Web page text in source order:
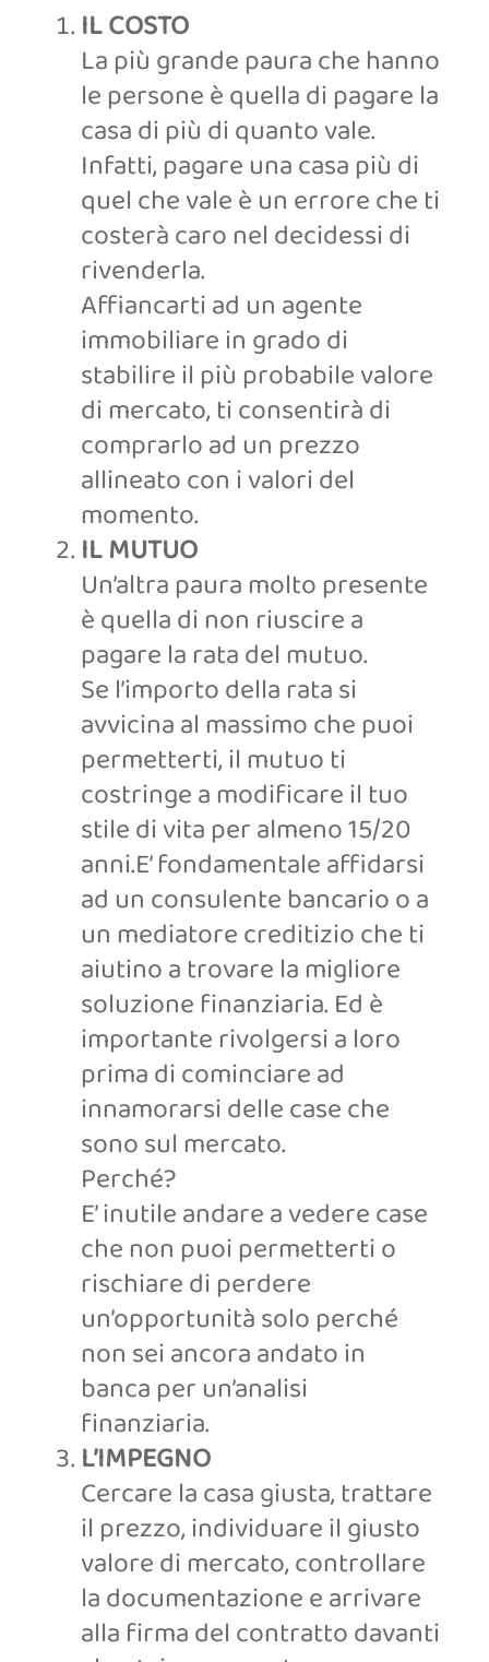
IL COSTO
La più grande paura che hanno
le persone è quella di pagare la
casa di più di quanto vale.
Infatti, pagare una casa più di
quel che vale è un errore che ti
costerà caro nel decidessi di
rivenderla.
Affiancarti ad un agente
immobiliare in grado di
stabilire il più probabile valore
di mercato, ti consentirà di
comprarlo ad un prezzo
allineato con i valori del
momento.
IL MUTUO
Un’altra paura molto presente
è quella di non riuscire a
pagare la rata del mutuo.
Se l’importo della rata si
avvicina al massimo che puoi
permetterti, il mutuo ti
costringe a modificare il tuo
stile di vita per almeno 15/20
anni.E’ fondamentale affidarsi
ad un consulente bancario o a
un mediatore creditizio che ti
aiutino a trovare la migliore
soluzione finanziaria. Ed è
importante rivolgersi a loro
prima di cominciare ad
innamorarsi delle case che
sono sul mercato.
Perché?
E’ inutile andare a vedere case
che non puoi permetterti o
rischiare di perdere
un’opportunità solo perché
non sei ancora andato in
banca per un’analisi
finanziaria.
L’IMPEGNO
Cercare la casa giusta, trattare
il prezzo, individuare il giusto
valore di mercato, controllare
la documentazione e arrivare
alla firma del contratto davanti